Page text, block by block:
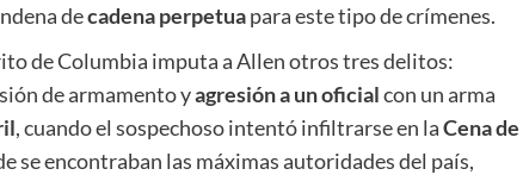
decadena perpetuapara este tipo de crímenes.
de Columbia imputa a Allen otros tres delitos:
de armamento yagresión a un oficialcon un arma
, cuando el sospechoso intentó infiltrarse en laCena de
se encontraban las máximas autoridades del país,